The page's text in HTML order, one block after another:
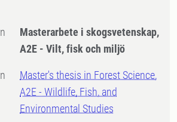
Masterarbete i skogsvetenskap,
A2E - Vilt, fisk och miljö
Master's thesis in Forest Science,
A2E - Wildlife, Fish, and
Environmental Studies